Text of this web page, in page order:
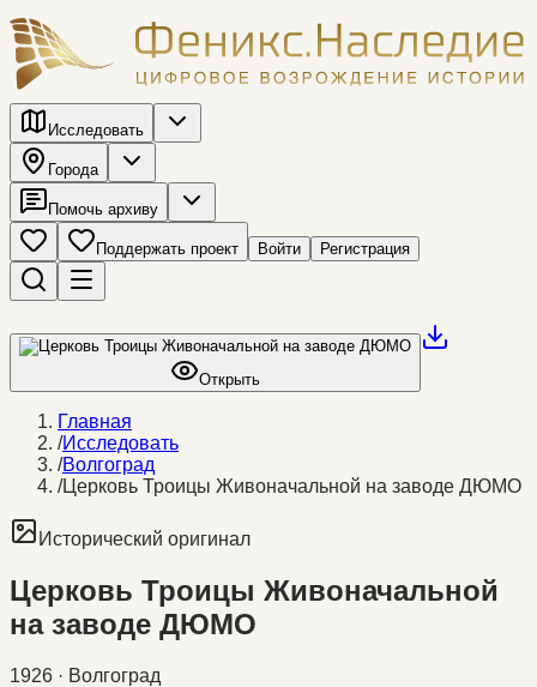
Исследовать
Города
Помочь архиву
Поддержать проект Войти Регистрация
Открыть
Главная
/Исследовать
/Волгоград
/Церковь Троицы Живоначальной на заводе ДЮМО
Исторический оригинал
Церковь Троицы Живоначальной
на заводе ДЮМО
1926 · Волгоград